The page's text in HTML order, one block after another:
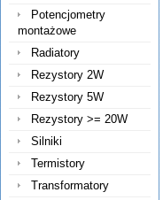
Potencjometry
montażowe
Radiatory
Rezystory 2W
Rezystory 5W
Rezystory >= 20W
Silniki
Termistory
Transformatory